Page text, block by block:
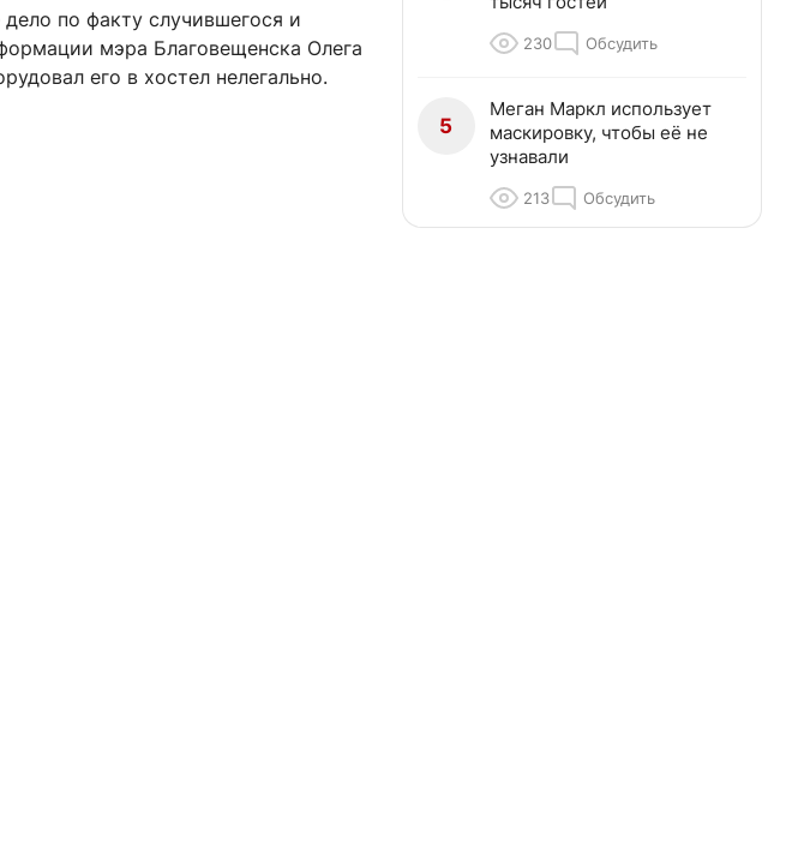
по факту случившегося и
мэра Благовещенска Олега
его в хостел нелегально.
230 Обсудить
5
Меган Маркл использует
маскировку, чтобы её не
узнавали
213 Обсудить